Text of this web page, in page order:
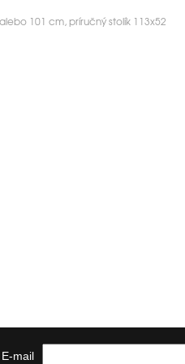
101 cm, príručný stolík 113x52
E-mail